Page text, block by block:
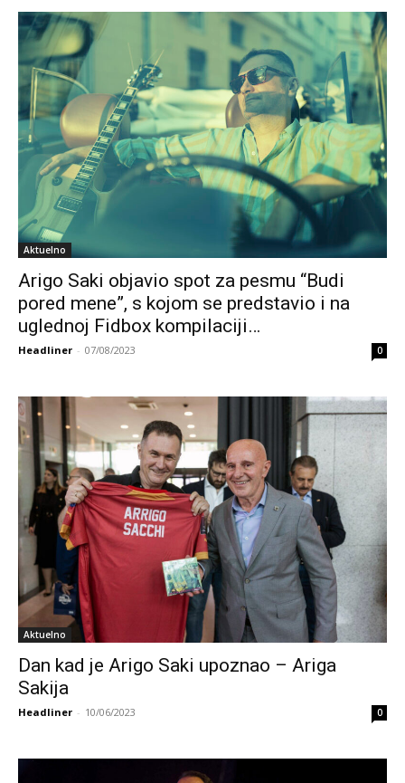
Aktuelno
Arigo Saki objavio spot za pesmu “Budi
pored mene”, s kojom se predstavio i na
uglednoj Fidbox kompilaciji…
Headliner - 07/08/2023 0
Aktuelno
Dan kad je Arigo Saki upoznao – Ariga
Sakija
Headliner - 10/06/2023 0